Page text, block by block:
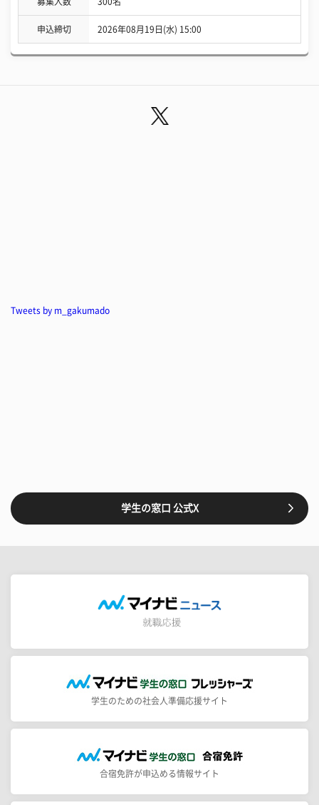
申込締切 2026年08月19日(水) 15:00
Tweets by m_gakumado
学生の窓口 公式X
学生のための社会人準備応援サイト
合宿免許が申込める情報サイト